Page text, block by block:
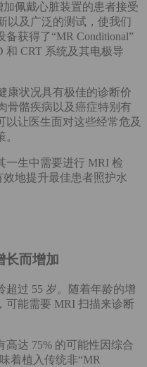
佩戴心脏装置的患者接受
以及广泛的测试，使我们
获得了“MR Conditional”
和 CRT 系统及其电极导
康状况具有极佳的诊断价
骨骼疾病以及癌症特别有
以让医生面对这些经常危及
一生中需要进行 MRI 检
地提升最佳患者照护水
长而增加
过 55 岁。随着年龄的增
可能需要 MRI 扫描来诊断
达 75% 的可能性因综合
着植入传统非“MR